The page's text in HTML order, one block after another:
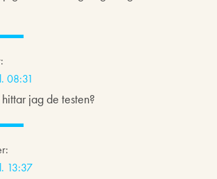
08:31
jag de testen?
13:37